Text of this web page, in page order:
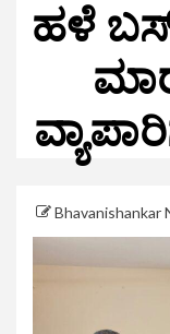
ಹಳೆ ಬಸ್
Bhavanishankar